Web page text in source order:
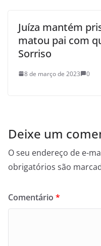
Juíza mantém
matou pai com
Sorriso
8 de março de 2023 0
Deixe um
O seu endereço de e-
obrigatórios são
Comentário *